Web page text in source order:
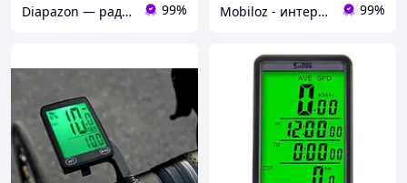
Diapazon — радіостанції та аксесуари 99% Mobiloz - интернет-магазин Мобилоз 99%